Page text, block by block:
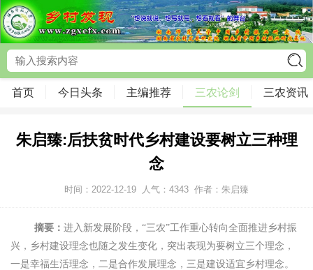
首页 今日头条 主编推荐 三农论剑 三农资讯
朱启臻:后扶贫时代乡村建设要树立三种理
念
时间：2022-12-19 人气： 4343 作者：朱启臻
摘要： 进入新发展阶段，“三农”工作重心转向全面推进乡村振
兴，乡村建设理念也随之发生变化，突出表现为要树立三个理念，
一是幸福生活理念，二是合作发展理念，三是建设适宜乡村理念。